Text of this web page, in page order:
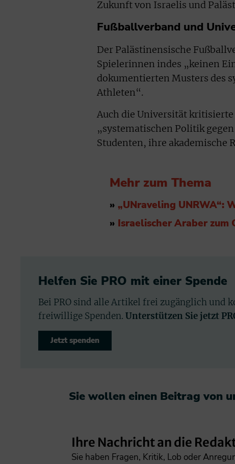
Zukunft von Israelis und
Fußballverband und
Der Palästinensische
Spielerinnen indes „keinen
dokumentierten Musters des
Athleten“.
Auch die Universität kritisierte
„systematischen Politik
Studenten, ihre akademische
Mehr zum Thema
» „UNraveling UNRWA“:
» Israelischer Araber
Helfen Sie PRO mit einer Spende
Bei PRO sind alle Artikel frei zugänglich und
freiwillige Spenden. Unterstützen Sie jetzt
Jetzt spenden
Sie wollen einen Beitrag von
Ihre Nachricht an die
Sie haben Fragen, Kritik, Lob oder